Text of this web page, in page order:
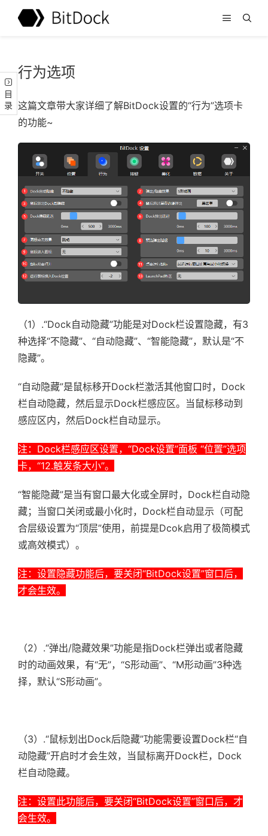
目录
行为选项
这篇文章带大家详细了解BitDock设置的“行为”选项卡
的功能~
（1）.“Dock自动隐藏”功能是对Dock栏设置隐藏，有3
种选择“不隐藏”、“自动隐藏”、“智能隐藏”，默认是“不
隐藏”。
“自动隐藏”是鼠标移开Dock栏激活其他窗口时，Dock
栏自动隐藏，然后显示Dock栏感应区。当鼠标移动到
感应区内，然后Dock栏自动显示。
注：Dock栏感应区设置，“Dock设置”面板 “位置”选项
卡，“12.触发条大小”。
“智能隐藏”是当有窗口最大化或全屏时，Dock栏自动隐
藏；当窗口关闭或最小化时，Dock栏自动显示（可配
合层级设置为“顶层”使用，前提是Dcok启用了极简模式
或高效模式）。
注：设置隐藏功能后，要关闭“BitDock设置”窗口后，
才会生效。
（2）.“弹出/隐藏效果”功能是指Dock栏弹出或者隐藏
时的动画效果，有“无”，“S形动画”、“M形动画”3种选
择，默认“S形动画”。
（3）.“鼠标划出Dock后隐藏”功能需要设置Dock栏“自
动隐藏”开启时才会生效，当鼠标离开Dock栏，Dock
栏自动隐藏。
注：设置此功能后，要关闭“BitDock设置”窗口后，才
会生效。